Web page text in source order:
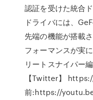
認証を受けた統合
ドライバには、
先端の機能が搭載
フォーマンスが実
リートスナイパー
【Twitter】
前:https://